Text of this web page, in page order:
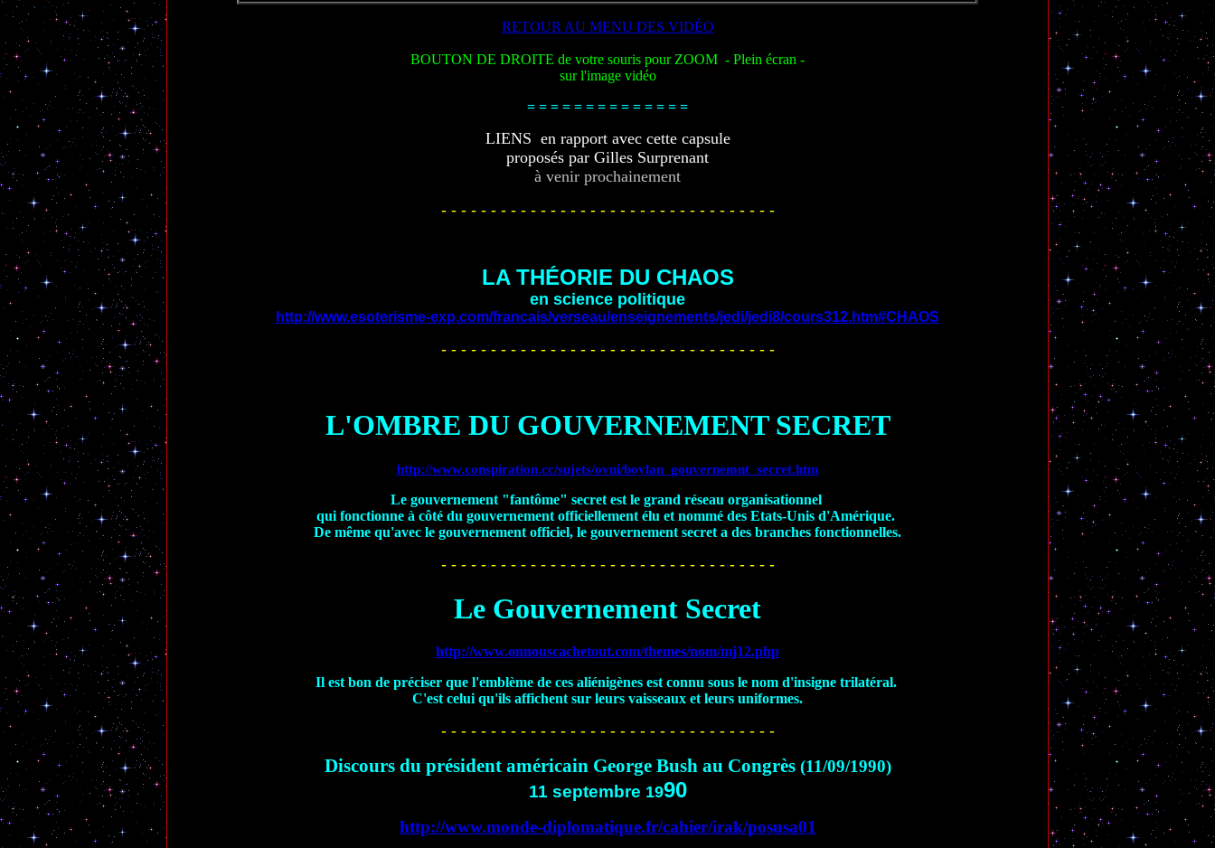
RETOUR AU MENU DES VIDÉO
BOUTON DE DROITE de votre souris pour ZOOM - Plein écran -
sur l'image vidéo
= = = = = = = = = = = = = =
LIENS en rapport avec cette capsule
proposés par Gilles Surprenant
à venir prochainement
- - - - - - - - - - - - - - - - - - - - - - - - - - - - - - - - - -
LA THÉORIE DU CHAOS
en science politique
http://www.esoterisme-exp.com/francais/verseau/enseignements/jedi/jedi8/cours312.htm#CHAOS
- - - - - - - - - - - - - - - - - - - - - - - - - - - - - - - - - -
L'OMBRE DU GOUVERNEMENT SECRET
http://www.conspiration.cc/sujets/ovni/boylan_gouvernemnt_secret.htm
Le gouvernement "fantôme" secret est le grand réseau organisationnel
qui fonctionne à côté du gouvernement officiellement élu et nommé des Etats-Unis d'Amérique.
De même qu'avec le gouvernement officiel, le gouvernement secret a des branches fonctionnelles.
- - - - - - - - - - - - - - - - - - - - - - - - - - - - - - - - - -
Le Gouvernement Secret
http://www.onnouscachetout.com/themes/nom/mj12.php
Il est bon de préciser que l'emblème de ces aliénigènes est connu sous le nom d'insigne trilatéral.
C'est celui qu'ils affichent sur leurs vaisseaux et leurs uniformes.
- - - - - - - - - - - - - - - - - - - - - - - - - - - - - - - - - -
Discours du président américain George Bush au Congrès(11/09/1990)
11 septembre 1990
http://www.monde-diplomatique.fr/cahier/irak/posusa01